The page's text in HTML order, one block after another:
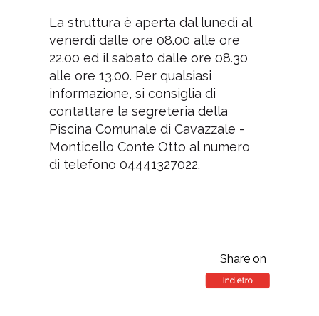
La struttura è aperta dal lunedì al
venerdì dalle ore 08.00 alle ore
22.00 ed il sabato dalle ore 08.30
alle ore 13.00. Per qualsiasi
informazione, si consiglia di
contattare la segreteria della
Piscina Comunale di Cavazzale -
Monticello Conte Otto al numero
di telefono 04441327022.
Share on